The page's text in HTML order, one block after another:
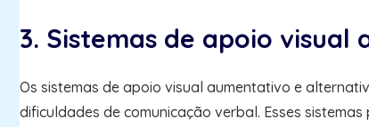
3. Sistemas de apoio
Os sistemas de apoio visual aumentativo e
dificuldades de comunicação verbal. Esses